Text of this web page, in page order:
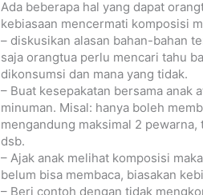
Ada beberapa hal yang dapat
kebiasaan mencermati komposisi
– diskusikan alasan bahan-bahan
saja orangtua perlu mencari tahu
dikonsumsi dan mana yang tidak.
– Buat kesepakatan bersama anak
minuman. Misal: hanya boleh
mengandung maksimal 2
dsb.
– Ajak anak melihat komposisi
belum bisa membaca, biasakan
– Beri contoh dengan tidak